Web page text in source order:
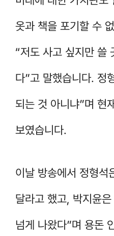
옷과 책을 포기할 수
“저도 사고 싶지만 쓸
다”고 말했습니다. 정
되는 것 아니냐”며 현
보였습니다.
이날 방송에서 정형석
달라고 했고, 박지윤
넘게 나왔다”며 용돈